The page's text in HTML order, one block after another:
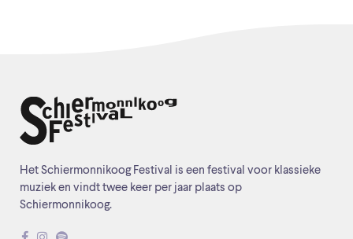
Het Schiermonnikoog Festival is een festival voor klassieke
muziek en vindt twee keer per jaar plaats op
Schiermonnikoog.